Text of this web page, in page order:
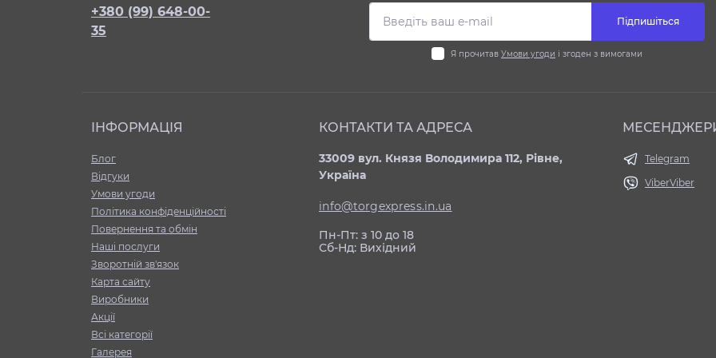
+380 (99) 648-00-
35
Підпишіться
Я прочитав Умови угоди і згоден з вимогами
ІНФОРМАЦІЯ
Блог
Відгуки
Умови угоди
Політика конфіденційності
Повернення та обмін
Нашi послуги
Зворотній зв'язок
Карта сайту
Виробники
Акції
Всі категорії
Галерея
КОНТАКТИ ТА АДРЕСА
33009 вул. Князя Володимира 112, Рівне,
Україна
info@torgexpress.in.ua
Пн-Пт: з 10 до 18
Сб-Нд: Вихідний
Telegram
ViberViber